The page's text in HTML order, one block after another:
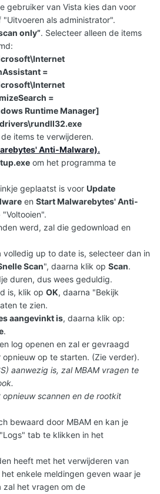
gebruiker van Vista kies dan voor
"Uitvoeren als administrator".
only”. Selecteer alleen de items
=
=
Runtime Manager]
items te verwijderen.
Anti-Malware).
om het programma te
geplaatst is voor Update
en Start Malwarebytes' Anti-
werd, zal die gedownload en
volledig up to date is, selecteer dan in
Scan", daarna klik op Scan.
duren, dus wees geduldig.
is, klik op OK, daarna "Bekijk
te zien.
aangevinkt is, daarna klik op:
.
log openen en zal er gevraagd
op te starten. (Zie verder).
aanwezig is, zal MBAM vragen te
scannen en de rootkit
bewaard door MBAM en kan je
tab te klikken in het
heeft met het verwijderen van
enkele meldingen geven waar je
zal het vragen om de